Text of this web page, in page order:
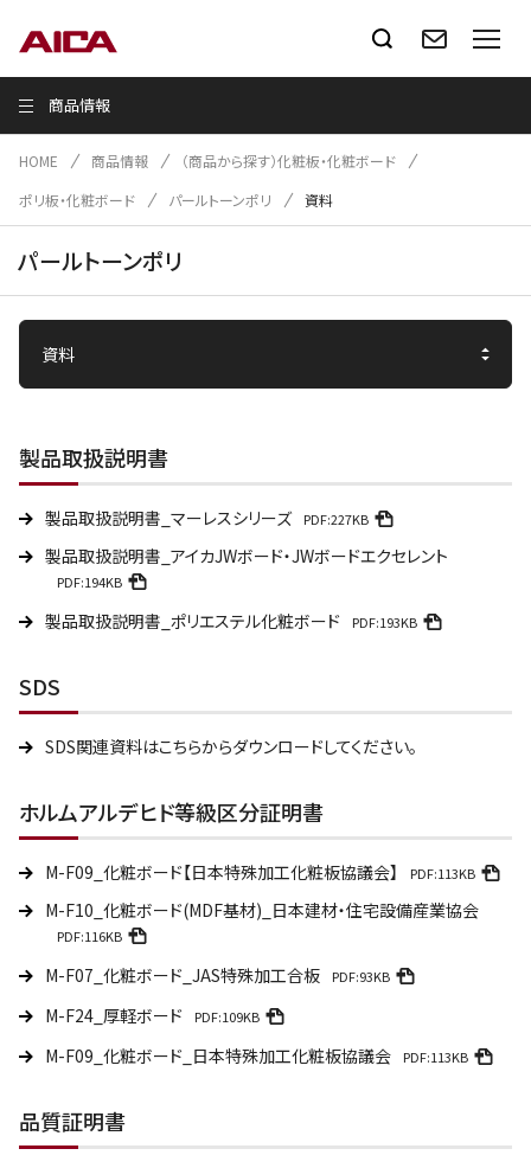
商品情報
HOME 商品情報
（商品から探す）化粧板・化粧ボード
ポリ板・化粧ボード
パールトーンポリ 資料
パールトーンポリ
製品取扱説明書
製品取扱説明書_マーレスシリーズ PDF:227KB
製品取扱説明書_アイカJWボード・JWボードエクセレント
PDF:194KB
製品取扱説明書_ポリエステル化粧ボード PDF:193KB
SDS
SDS関連資料はこちらからダウンロードしてください。
ホルムアルデヒド等級区分証明書
M-F09_化粧ボード【日本特殊加工化粧板協議会】 PDF:113KB
M-F10_化粧ボード(MDF基材)_日本建材・住宅設備産業協会
PDF:116KB
M-F07_化粧ボード_JAS特殊加工合板 PDF:93KB
M-F24_厚軽ボード PDF:109KB
M-F09_化粧ボード_日本特殊加工化粧板協議会 PDF:113KB
品質証明書